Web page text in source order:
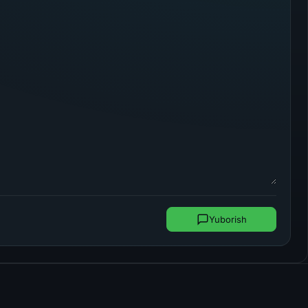
Yuborish